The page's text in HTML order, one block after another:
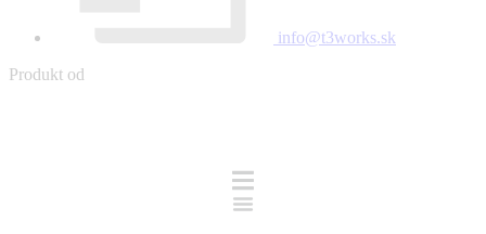
info@t3works.sk
Produkt od